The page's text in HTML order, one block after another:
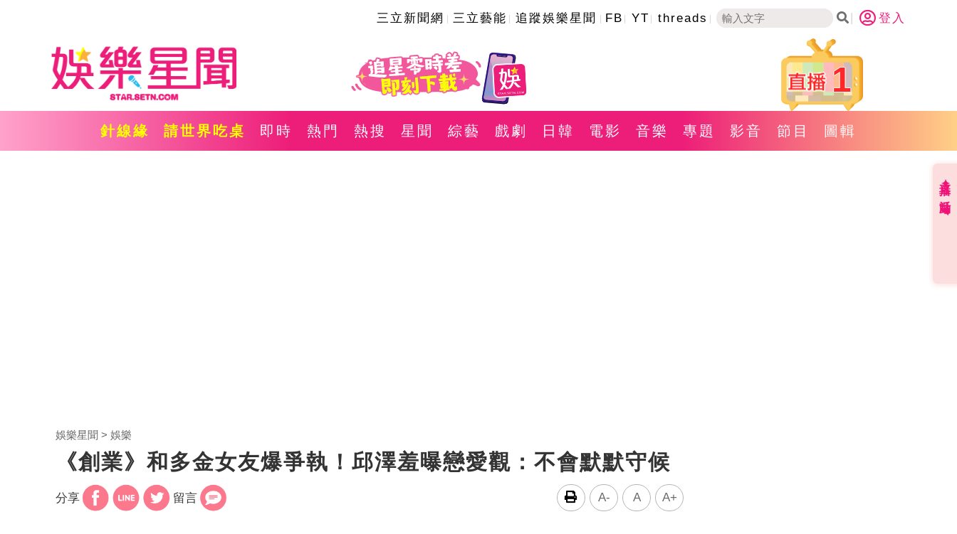
三立新聞網 三立藝能 追蹤娛樂星聞 FB YT threads 登入
1
針線緣 請世界吃桌 即時 熱門 熱搜 星聞 綜藝 戲劇 日韓 電影 音樂 專題 影音 節目 圖輯
娛樂星聞 娛樂
《創業》和多金女友爆爭執！邱澤羞曝戀愛觀：不會默默守候
分享 留言 A- A A+
直播✦活動